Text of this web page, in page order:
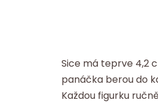
Sice má teprve 4,2
panáčka berou do
Každou figurku